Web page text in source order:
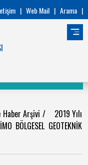
| Web Mail | Arama |
Haber Arşivi / 2019 Yılı
BÖLGESEL GEOTEKNİK